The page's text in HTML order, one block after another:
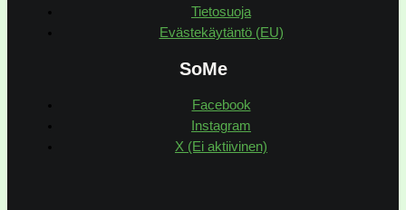
Tietosuoja
Evästekäytäntö (EU)
SoMe
Facebook
Instagram
X (Ei aktiivinen)